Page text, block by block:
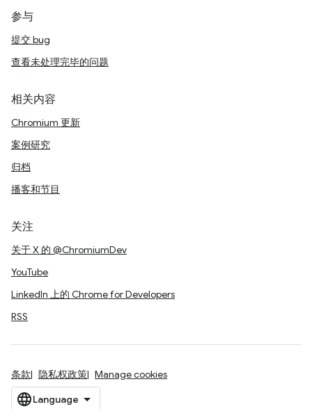
参与
提交 bug
查看未处理完毕的问题
相关内容
Chromium 更新
案例研究
归档
播客和节目
关注
关于 X 的 @ChromiumDev
YouTube
LinkedIn 上的 Chrome for Developers
RSS
条款 隐私权政策 Manage cookies